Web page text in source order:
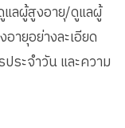
ลผู้สูงอายุ/ดูแลผู้
ายุอย่างละเอียด
ระจำวัน และความ